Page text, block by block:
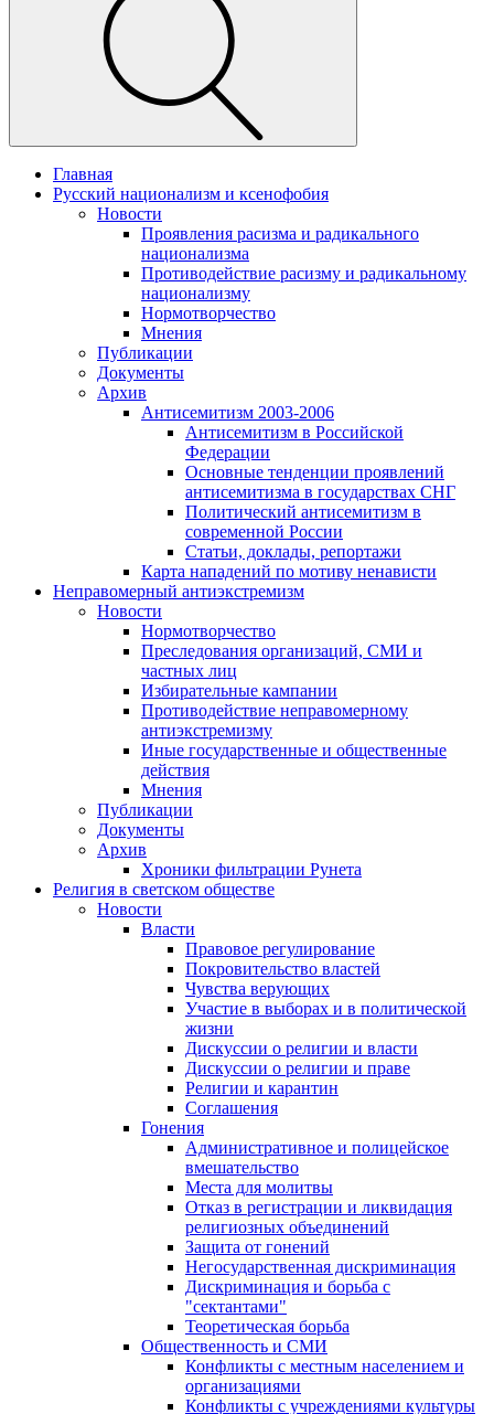
Главная
Русский национализм и ксенофобия
Новости
Проявления расизма и радикального
национализма
Противодействие расизму и радикальному
национализму
Нормотворчество
Мнения
Публикации
Документы
Архив
Антисемитизм 2003-2006
Антисемитизм в Российской
Федерации
Основные тенденции проявлений
антисемитизма в государствах СНГ
Политический антисемитизм в
современной России
Статьи, доклады, репортажи
Карта нападений по мотиву ненависти
Неправомерный антиэкстремизм
Новости
Нормотворчество
Преследования организаций, СМИ и
частных лиц
Избирательные кампании
Противодействие неправомерному
антиэкстремизму
Иные государственные и общественные
действия
Мнения
Публикации
Документы
Архив
Хроники фильтрации Рунета
Религия в светском обществе
Новости
Власти
Правовое регулирование
Покровительство властей
Чувства верующих
Участие в выборах и в политической
жизни
Дискуссии о религии и власти
Дискуссии о религии и праве
Религии и карантин
Соглашения
Гонения
Административное и полицейское
вмешательство
Места для молитвы
Отказ в регистрации и ликвидация
религиозных объединений
Защита от гонений
Негосударственная дискриминация
Дискриминация и борьба с
"сектантами"
Теоретическая борьба
Общественность и СМИ
Конфликты с местным населением и
организациями
Конфликты с учреждениями культуры